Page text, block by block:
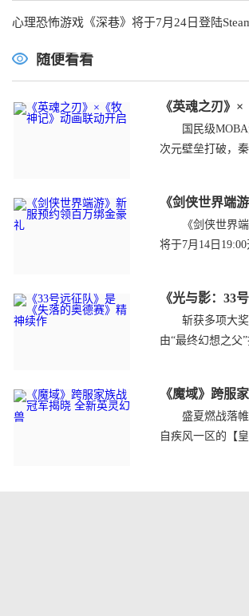
心理恐怖游戏《深巷》将于7月24日登陆
随便看看
《英魂之刃》
国民级MOBA
次元壁垒打破，
《剑侠世界端
《剑侠世界端
将于7月14日
《光与影：33
斩获多项大奖
由“最终幻想之
《魔域》跨服
盛夏燃战落帷
自疾风一区的【